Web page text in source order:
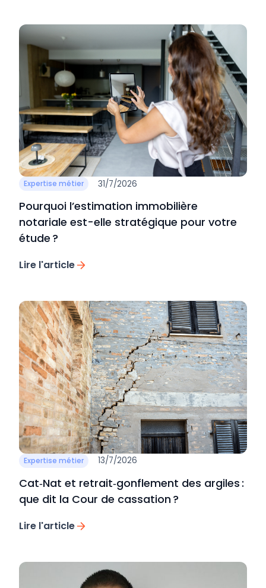
Expertise métier 31/7/2026
Pourquoi l’estimation immobilière
notariale est-elle stratégique pour votre
étude ?
Lire l'article
Expertise métier 13/7/2026
Cat‑Nat et retrait‑gonflement des argiles :
que dit la Cour de cassation ?
Lire l'article